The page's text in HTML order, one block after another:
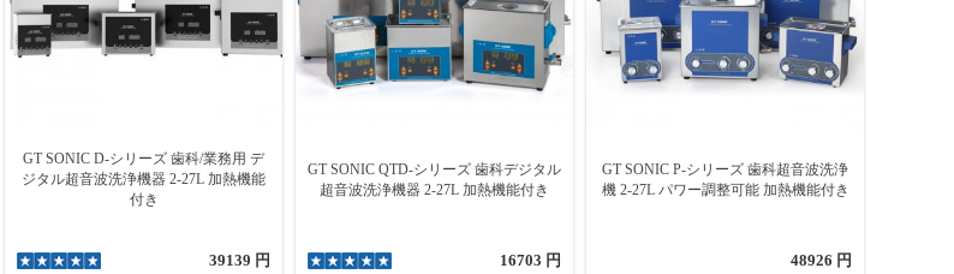
GT SONIC D-シリーズ 歯科/業務用 デ
ジタル超音波洗浄機器 2-27L 加熱機能
付き
39139 円
GT SONIC QTD-シリーズ 歯科デジタル
超音波洗浄機器 2-27L 加熱機能付き
16703 円
GT SONIC P-シリーズ 歯科超音波洗浄
機 2-27L パワー調整可能 加熱機能付き
48926 円